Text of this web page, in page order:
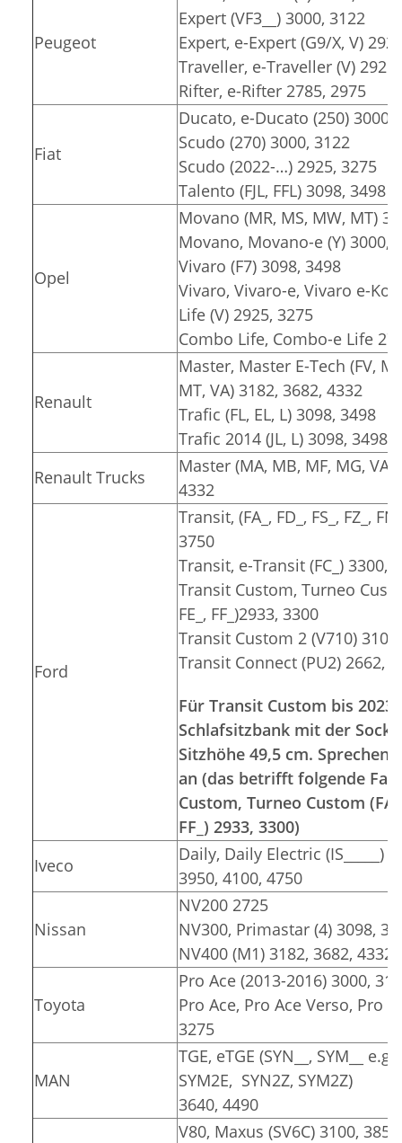
Peugeot
Expert (VF3__) 3000, 3122
Expert, e-Expert (G9/X, V)
Traveller, e-Traveller (V)
Rifter, e-Rifter 2785, 2975
Fiat
Ducato, e-Ducato (250) 3000,
Scudo (270) 3000, 3122
Scudo (2022-…) 2925, 3275
Talento (FJL, FFL) 3098, 3498
Opel
Movano (MR, MS, MW, MT)
Movano, Movano-e (Y) 3000,
Vivaro (F7) 3098, 3498
Vivaro, Vivaro-e, Vivaro e-
Life (V) 2925, 3275
Combo Life, Combo-e Life
Renault
Master, Master E-Tech (FV,
MT, VA) 3182, 3682, 4332
Trafic (FL, EL, L) 3098, 3498
Trafic 2014 (JL, L) 3098, 3498
Renault Trucks
Master (MA, MB, MF, MG, VA,
4332
Ford
Transit, (FA_, FD_, FS_, FZ_,
3750
Transit, e-Transit (FC_) 3300,
Transit Custom, Turneo
FE_, FF_)2933, 3300
Transit Custom 2 (V710)
Transit Connect (PU2) 2662,
Für Transit Custom bis
Schlafsitzbank mit der
Sitzhöhe 49,5 cm. Sprechen
an (das betrifft folgende
Custom, Turneo Custom
FF_) 2933, 3300)
Iveco
Daily, Daily Electric (IS_____)
3950, 4100, 4750
Nissan
NV200 2725
NV300, Primastar (4) 3098,
NV400 (M1) 3182, 3682, 4332
Toyota
Pro Ace (2013-2016) 3000,
Pro Ace, Pro Ace Verso, Pro
3275
MAN
TGE, eTGE (SYN__, SYM__
SYM2E, SYN2Z, SYM2Z)
3640, 4490
V80, Maxus (SV6C) 3100, 3850